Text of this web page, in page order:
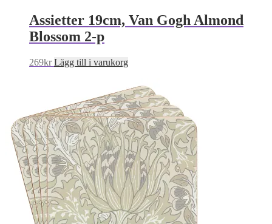
Assietter 19cm, Van Gogh Almond
Blossom 2-p
269kr Lägg till i varukorg